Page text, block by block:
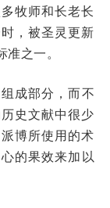
牧师和长老长
，被圣灵更新
之一。
成部分，而不
史文献中很少
博所使用的术
的果效来加以